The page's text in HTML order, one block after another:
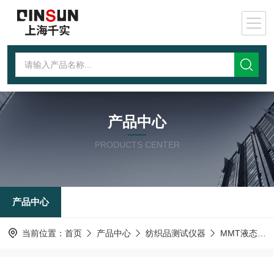
产品中心
PRODUCTS CENTER
产品中心
当前位置： 首页 产品中心 纺织品测试仪器 MMT液态水分管理测试仪